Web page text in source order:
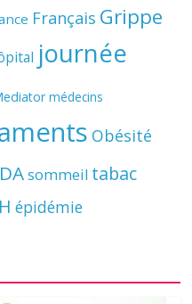
Français Grippe
journée
médecins
Obésité
sommeil tabac
épidémie